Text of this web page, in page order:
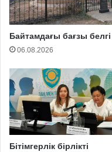
Байтамдағы бағзы белгі
06.08.2026
Бітімгерлік бірлікті